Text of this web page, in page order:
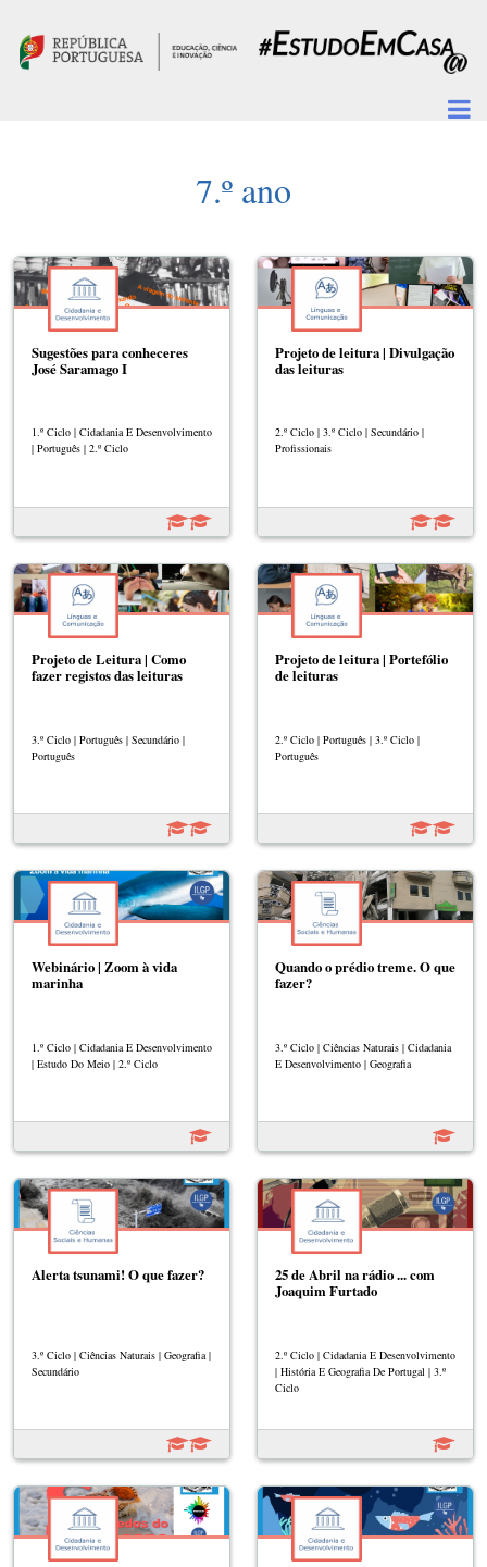
7.º ano
Sugestões para conheceres
José Saramago I
1.º Ciclo | Cidadania E Desenvolvimento
| Português | 2.º Ciclo
Projeto de leitura | Divulgação
das leituras
2.º Ciclo | 3.º Ciclo | Secundário |
Profissionais
Projeto de Leitura | Como
fazer registos das leituras
3.º Ciclo | Português | Secundário |
Português
Projeto de leitura | Portefólio
de leituras
2.º Ciclo | Português | 3.º Ciclo |
Português
Webinário | Zoom à vida
marinha
1.º Ciclo | Cidadania E Desenvolvimento
| Estudo Do Meio | 2.º Ciclo
Quando o prédio treme. O que
fazer?
3.º Ciclo | Ciências Naturais | Cidadania
E Desenvolvimento | Geografia
Alerta tsunami! O que fazer?
3.º Ciclo | Ciências Naturais | Geografia |
Secundário
25 de Abril na rádio ... com
Joaquim Furtado
2.º Ciclo | Cidadania E Desenvolvimento
| História E Geografia De Portugal | 3.º
Ciclo